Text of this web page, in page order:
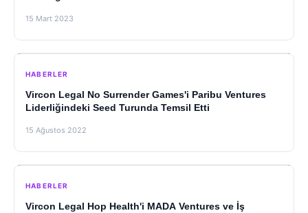
15 Mart 2023
HABERLER
Vircon Legal No Surrender Games'i Paribu Ventures
Liderliğindeki Seed Turunda Temsil Etti
15 Ağustos 2022
HABERLER
Vircon Legal Hop Health'i MADA Ventures ve İş